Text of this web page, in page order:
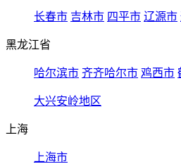
长春市 吉林市 四平市 辽源市
黑龙江省
哈尔滨市 齐齐哈尔市 鸡西市
大兴安岭地区
上海
上海市